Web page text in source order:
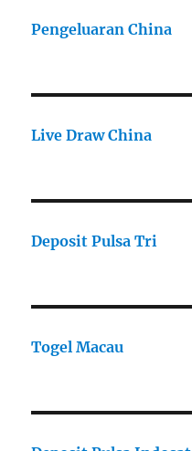
Pengeluaran China
Live Draw China
Deposit Pulsa Tri
Togel Macau